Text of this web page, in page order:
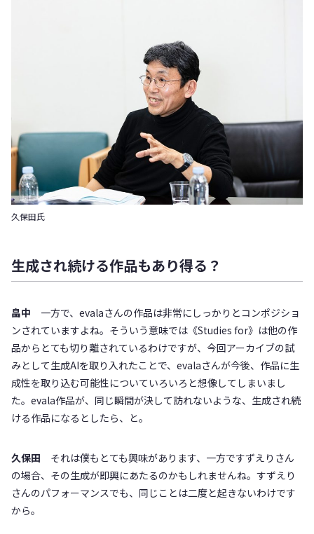
久保田氏
生成され続ける作品もあり得る？
畠中 一方で、evalaさんの作品は非常にしっかりとコンポジショ
ンされていますよね。そういう意味では《Studies for》は他の作
品からとても切り離されているわけですが、今回アーカイブの試
みとして生成AIを取り入れたことで、evalaさんが今後、作品に生
成性を取り込む可能性についていろいろと想像してしまいまし
た。evala作品が、同じ瞬間が決して訪れないような、生成され続
ける作品になるとしたら、と。
久保田 それは僕もとても興味があります、一方ですずえりさん
の場合、その生成が即興にあたるのかもしれませんね。すずえり
さんのパフォーマンスでも、同じことは二度と起きないわけです
から。